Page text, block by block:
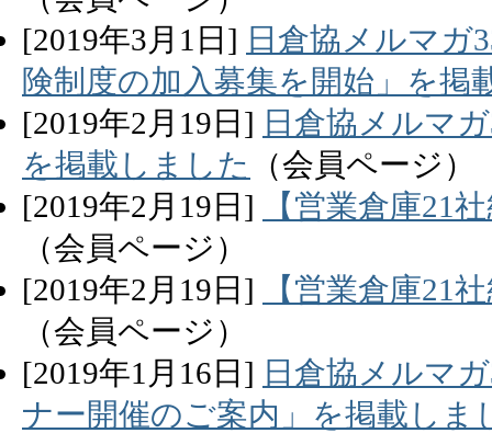
[2019年3月 1 日] 日倉協メルマガ
険制度の加入募集を開始」を掲
[2019年2 月 19 日] 日倉協メルマ
を掲載しました
（会員ページ）
[2019年2 月 19 日]
【営業倉庫21
（会員ページ）
[2019年2 月 19 日]
【営業倉庫21
（会員ページ）
[2019年1 月 16 日] 日倉協メルマ
ナー開催のご案内」を掲載しま